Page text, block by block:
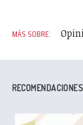
RECOMENDACIONES